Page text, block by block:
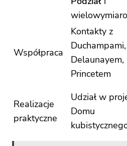
Współpraca
Kontakty z
Duchampami,
Delaunayem,
Princetem
Realizacje
praktyczne
Udział w
Domu